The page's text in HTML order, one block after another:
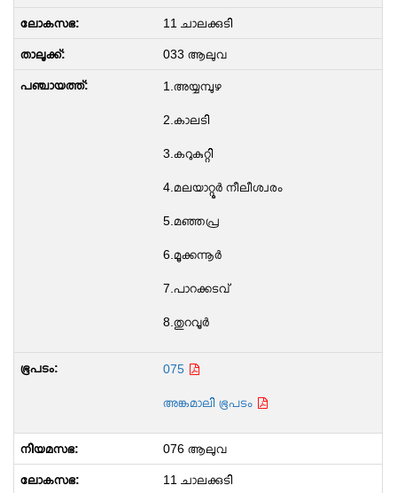
11 ചാലക്കുടി
033 ആലുവ
1.അയ്യമ്പുഴ
2.കാലടി
3.കറുകുറ്റി
4.മലയാറ്റൂർ നീലീശ്വരം
5.മഞ്ഞപ്ര
6.മൂക്കന്നൂർ
7.പാറക്കടവ്
8.തുറവൂർ
075
അങ്കമാലി ഭൂപടം
076 ആലുവ
11 ചാലക്കുടി